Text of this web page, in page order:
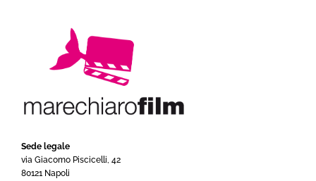
Sede legale
via Giacomo Piscicelli, 42
80121 Napoli